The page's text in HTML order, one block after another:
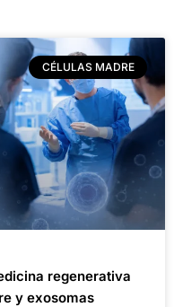
CÉLULAS MADRE
regenerativa
y exosomas